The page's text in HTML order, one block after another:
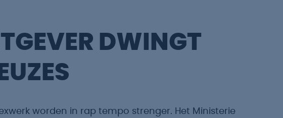
DWINGT
worden in rap tempo strenger. Het Ministerie